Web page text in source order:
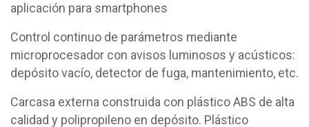
aplicación para smartphones
Control continuo de parámetros mediante
microprocesador con avisos luminosos y acústicos:
depósito vacío, detector de fuga, mantenimiento, etc.
Carcasa externa construida con plástico ABS de alta
calidad y polipropileno en depósito. Plástico